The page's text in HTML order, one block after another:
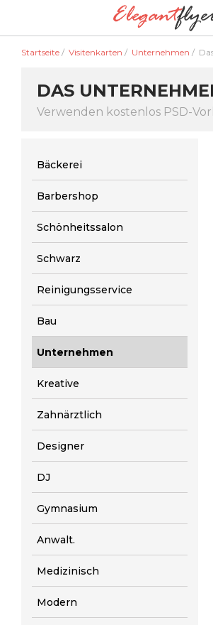
Startseite / Visitenkarten / Unternehmen /
DAS
Verwenden kostenlos PSD-
Bäckerei
Barbershop
Schönheitssalon
Schwarz
Reinigungsservice
Bau
Unternehmen
Kreative
Zahnärztlich
Designer
DJ
Gymnasium
Anwalt.
Medizinisch
Modern